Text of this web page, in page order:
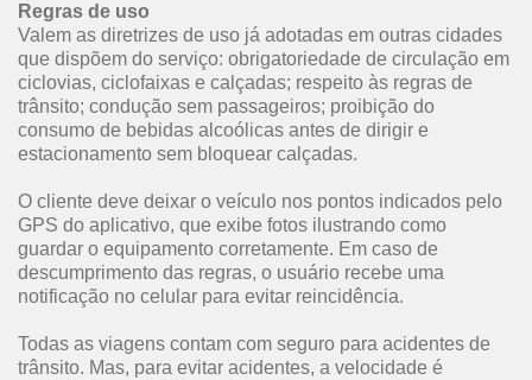
Regras de uso
Valem as diretrizes de uso já adotadas em outras cidades
que dispõem do serviço: obrigatoriedade de circulação em
ciclovias, ciclofaixas e calçadas; respeito às regras de
trânsito; condução sem passageiros; proibição do
consumo de bebidas alcoólicas antes de dirigir e
estacionamento sem bloquear calçadas.
O cliente deve deixar o veículo nos pontos indicados pelo
GPS do aplicativo, que exibe fotos ilustrando como
guardar o equipamento corretamente. Em caso de
descumprimento das regras, o usuário recebe uma
notificação no celular para evitar reincidência.
Todas as viagens contam com seguro para acidentes de
trânsito. Mas, para evitar acidentes, a velocidade é